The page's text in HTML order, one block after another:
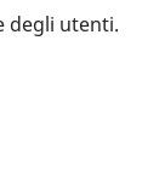
degli utenti.